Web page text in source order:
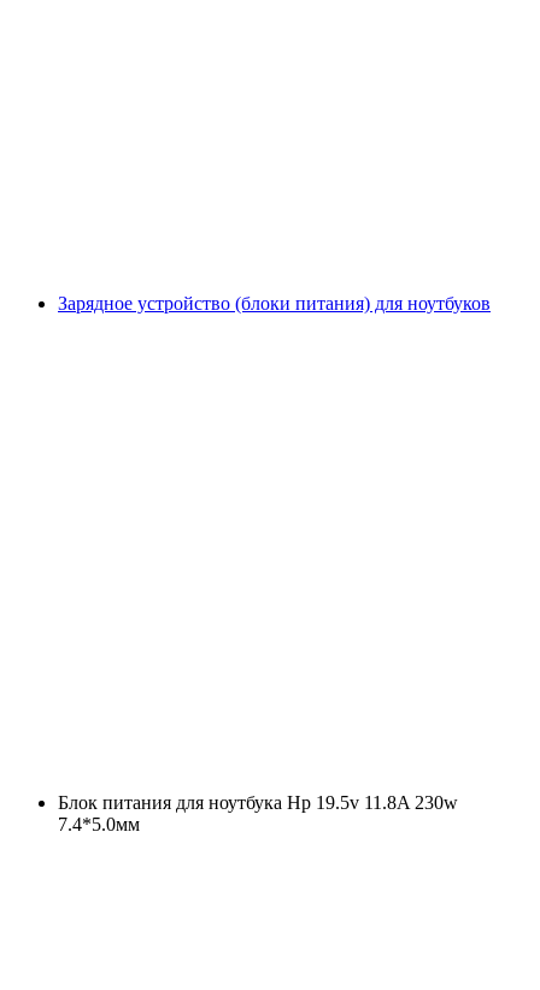
Зарядное устройство (блоки питания) для ноутбуков
Блок питания для ноутбука Hp 19.5v 11.8A 230w
7.4*5.0мм